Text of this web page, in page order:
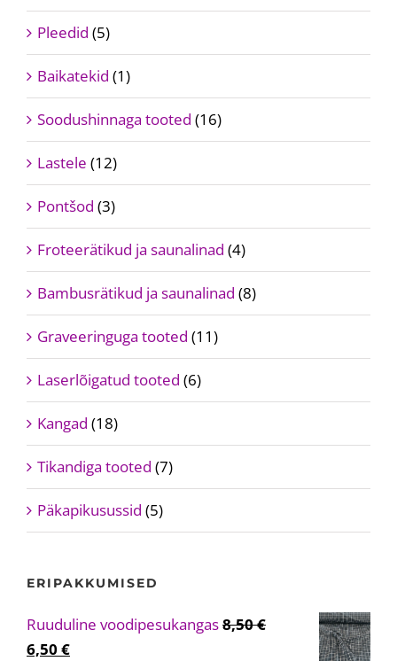
Pleedid (5)
Baikatekid (1)
Soodushinnaga tooted (16)
Lastele (12)
Pontšod (3)
Froteerätikud ja saunalinad (4)
Bambusrätikud ja saunalinad (8)
Graveeringuga tooted (11)
Laserlõigatud tooted (6)
Kangad (18)
Tikandiga tooted (7)
Päkapikusussid (5)
ERIPAKKUMISED
Ruuduline voodipesukangas8,50€
Algne
6,50 €Current